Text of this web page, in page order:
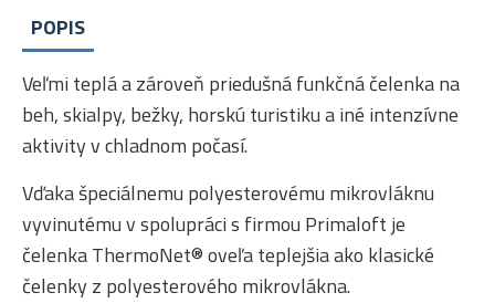
POPIS
Veľmi teplá a zároveň priedušná funkčná čelenka na
beh, skialpy, bežky, horskú turistiku a iné intenzívne
aktivity v chladnom počasí.
Vďaka špeciálnemu polyesterovému mikrovláknu
vyvinutému v spolupráci s firmou Primaloft je
čelenka ThermoNet® oveľa teplejšia ako klasické
čelenky z polyesterového mikrovlákna.